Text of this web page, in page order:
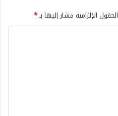
الحقول الإلزامية مشار إليها بـ*